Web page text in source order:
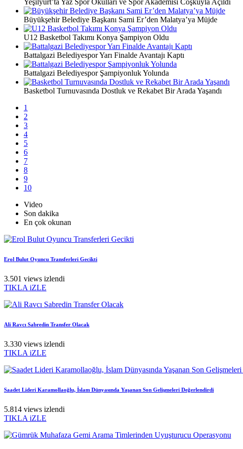
Yeşilyurt’ta Yaz Spor Okulları ve Spor Akademisi Coşkuyla Açıldı
Büyükşehir Belediye Başkanı Sami Er’den Malatya’ya Müjde
U12 Basketbol Takımı Konya Şampiyon Oldu
Battalgazi Belediyespor Yarı Finalde Avantajı Kaptı
Battalgazi Belediyespor Şampiyonluk Yolunda
Basketbol Turnuvasında Dostluk ve Rekabet Bir Arada Yaşandı
1
2
3
4
5
6
7
8
9
10
Video
Son dakika
En çok okunan
Erol Bulut Oyuncu Transferleri Gecikti
3.501 views izlendi
TIKLA iZLE
Ali Ravcı Sabredin Transfer Olacak
3.330 views izlendi
TIKLA iZLE
Saadet Lideri Karamollaoğlu, İslam Dünyasında Yaşanan Son Gelişmeleri Değerlendirdi
5.814 views izlendi
TIKLA iZLE